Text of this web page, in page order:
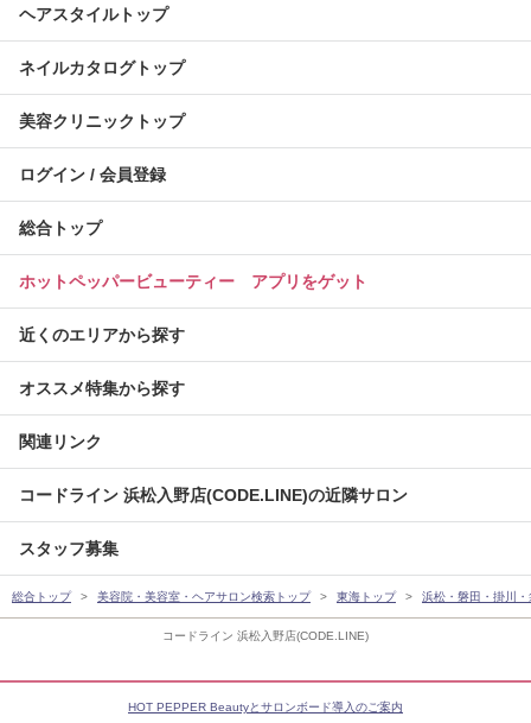
コードライン 浜松入野店(CODE.LINE)
ヘアスタイルトップ
ネイルカタログトップ
美容クリニックトップ
ログイン / 会員登録
総合トップ
ホットペッパービューティー アプリをゲット
近くのエリアから探す
オススメ特集から探す
関連リンク
コードライン 浜松入野店(CODE.LINE)の近隣サロン
スタッフ募集
総合トップ 美容院・美容室・ヘアサロン検索トップ 東海トップ 浜松・磐田・掛川
HOT PEPPER Beautyとサロンボード導入のご案内